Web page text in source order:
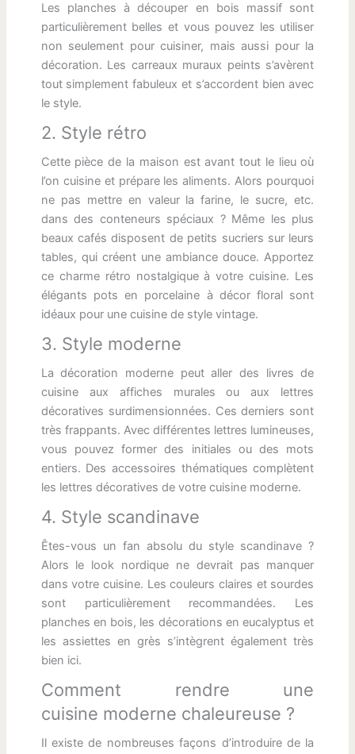
Les planches à découper en bois massif sont
particulièrement belles et vous pouvez les utiliser
non seulement pour cuisiner, mais aussi pour la
décoration. Les carreaux muraux peints s’avèrent
tout simplement fabuleux et s’accordent bien avec
le style.
2. Style rétro
Cette pièce de la maison est avant tout le lieu où
l’on cuisine et prépare les aliments. Alors pourquoi
ne pas mettre en valeur la farine, le sucre, etc.
dans des conteneurs spéciaux ? Même les plus
beaux cafés disposent de petits sucriers sur leurs
tables, qui créent une ambiance douce. Apportez
ce charme rétro nostalgique à votre cuisine. Les
élégants pots en porcelaine à décor floral sont
idéaux pour une cuisine de style vintage.
3. Style moderne
La décoration moderne peut aller des livres de
cuisine aux affiches murales ou aux lettres
décoratives surdimensionnées. Ces derniers sont
très frappants. Avec différentes lettres lumineuses,
vous pouvez former des initiales ou des mots
entiers. Des accessoires thématiques complètent
les lettres décoratives de votre cuisine moderne.
4. Style scandinave
Êtes-vous un fan absolu du style scandinave ?
Alors le look nordique ne devrait pas manquer
dans votre cuisine. Les couleurs claires et sourdes
sont particulièrement recommandées. Les
planches en bois, les décorations en eucalyptus et
les assiettes en grès s’intègrent également très
bien ici.
Comment rendre une
cuisine moderne chaleureuse ?
Il existe de nombreuses façons d’introduire de la